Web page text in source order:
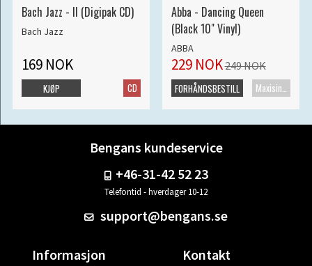
Bach Jazz - II (Digipak CD)
Bach Jazz
169 NOK
CD
KJØP
Abba - Dancing Queen
(Black 10" Vinyl)
ABBA
229 NOK249 NOK
Maxisingel
FORHÅNDSBESTILL
Bengans kundeservice
+46-31-42 52 23
Telefontid - hverdager 10-12
support@bengans.se
Informasjon Kontakt